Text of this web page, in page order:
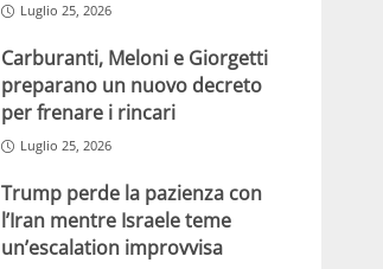
Luglio 25, 2026
Carburanti, Meloni e Giorgetti
preparano un nuovo decreto
per frenare i rincari
Luglio 25, 2026
Trump perde la pazienza con
l’Iran mentre Israele teme
un’escalation improvvisa